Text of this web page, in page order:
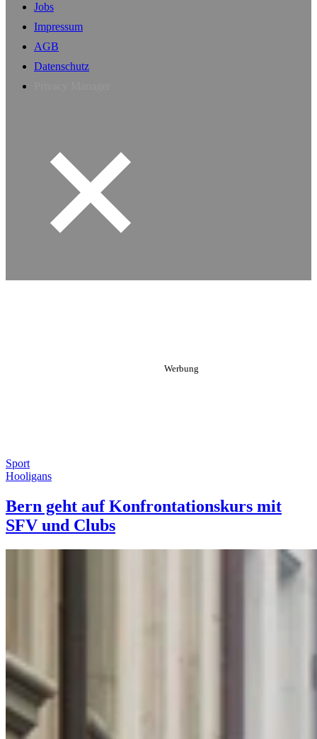
Jobs
Impressum
AGB
Datenschutz
Sport
Hooligans
Bern geht auf Konfrontationskurs mit
SFV und Clubs